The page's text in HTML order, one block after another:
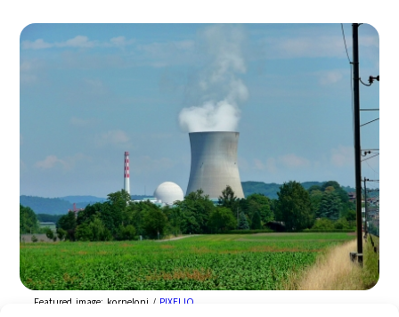
Featured image: korneloni / PIXELIO